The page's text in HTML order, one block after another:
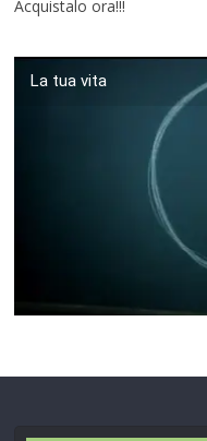
Acquistalo ora!!!
La tua vita